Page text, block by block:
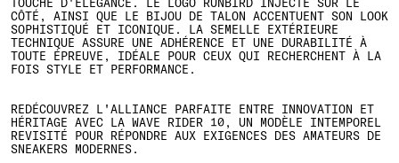
CÔTÉ, AINSI QUE LE BIJOU DE TALON ACCENTUENT SON LOOK
SOPHISTIQUÉ ET ICONIQUE. LA SEMELLE EXTÉRIEURE
TECHNIQUE ASSURE UNE ADHÉRENCE ET UNE DURABILITÉ À
TOUTE ÉPREUVE, IDÉALE POUR CEUX QUI RECHERCHENT À LA
FOIS STYLE ET PERFORMANCE.
REDÉCOUVREZ L'ALLIANCE PARFAITE ENTRE INNOVATION ET
HÉRITAGE AVEC LA WAVE RIDER 10, UN MODÈLE INTEMPOREL
REVISITÉ POUR RÉPONDRE AUX EXIGENCES DES AMATEURS DE
SNEAKERS MODERNES.